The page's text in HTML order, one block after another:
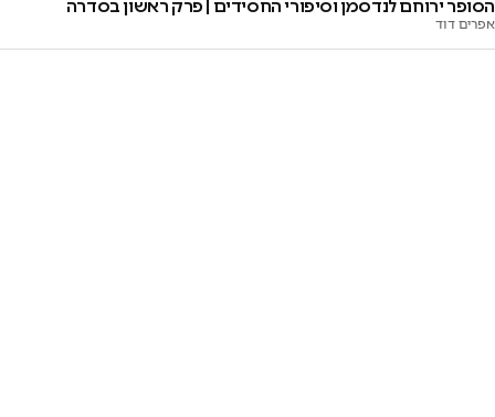
הסופר ירוחם לנדסמן וסיפורי החסידים | פרק ראשון בסדרה
אפרים דוד